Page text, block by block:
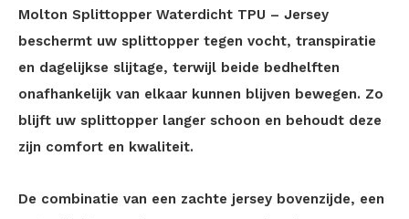
Molton Splittopper Waterdicht TPU – Jersey
beschermt uw splittopper tegen vocht, transpiratie
en dagelijkse slijtage, terwijl beide bedhelften
onafhankelijk van elkaar kunnen blijven bewegen. Zo
blijft uw splittopper langer schoon en behoudt deze
zijn comfort en kwaliteit.
De combinatie van een zachte jersey bovenzijde, een